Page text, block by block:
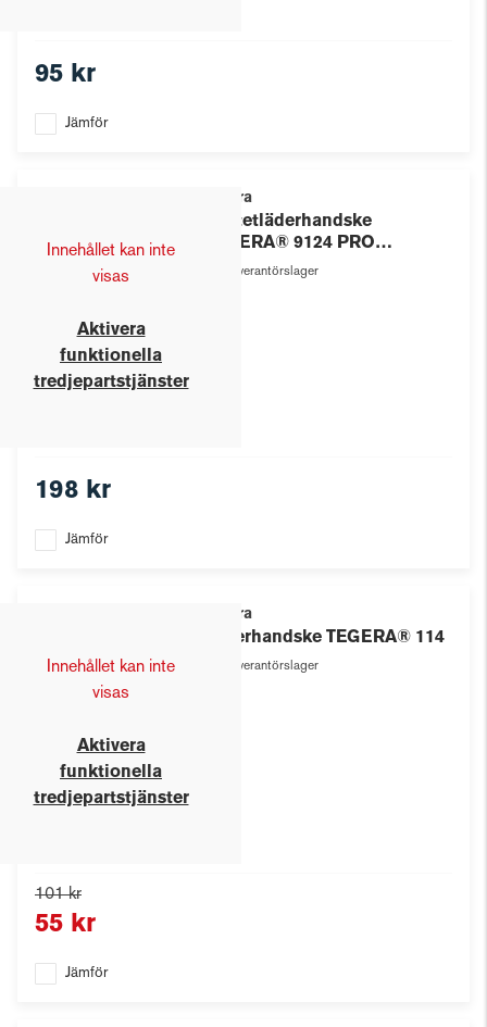
95 kr
Jämför
Innehållet kan inte
visas
Aktivera
funktionella
tredjepartstjänster
Tegera
Syntetläderhandske
TEGERA® 9124 PRO
Microthan
Leverantörslager
198 kr
Jämför
Innehållet kan inte
visas
Aktivera
funktionella
tredjepartstjänster
Tegera
Läderhandske TEGERA® 114
Leverantörslager
101 kr
55 kr
Jämför